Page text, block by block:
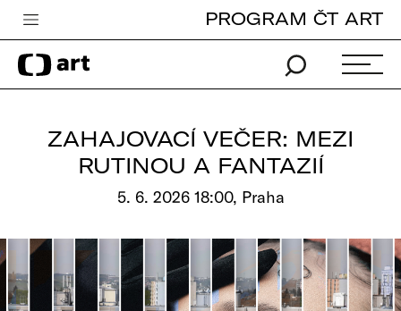
Česká televize
Zpravodajství
Vše o ČT
PROGRAM ČT ART
ZAHAJOVACÍ VEČER: MEZI
RUTINOU A FANTAZIÍ
5. 6. 2026 18:00, Praha